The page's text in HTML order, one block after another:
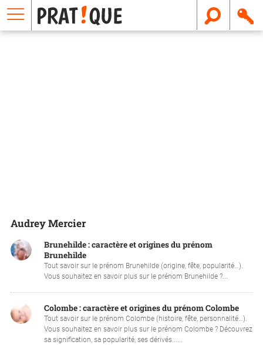
Audrey Mercier
Brunehilde : caractère et origines du prénom
Brunehilde
Tout savoir sur le prénom Brunehilde (origine, fête, popularité…).
Vous souhaitez en savoir plus sur le prénom Brunehilde ?...
Colombe : caractère et origines du prénom Colombe
Tout savoir sur le prénom Colombe (histoire, fête, personnalité…).
Vous souhaitez en savoir plus sur le prénom Colombe ? Découvrez
sa signification, sa popularité, ses dérivés......
E
m
a